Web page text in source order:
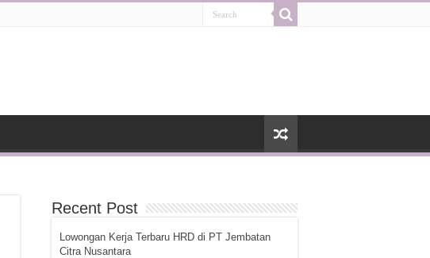
Recent Post
Lowongan Kerja Terbaru HRD di PT Jembatan
Citra Nusantara